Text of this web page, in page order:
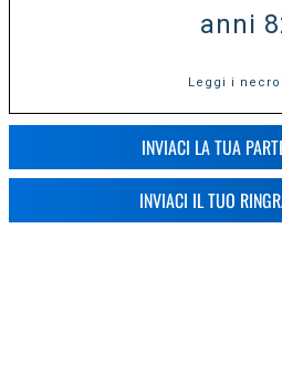
anni
Leggi i
INVIACI LA TUA
INVIACI IL TUO